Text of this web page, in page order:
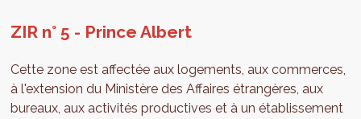
ZIR n° 5 - Prince Albert
Cette zone est affectée aux logements, aux commerces,
à l'extension du Ministère des Affaires étrangères, aux
bureaux, aux activités productives et à un établissement